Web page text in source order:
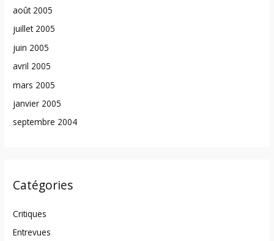
août 2005
juillet 2005
juin 2005
avril 2005
mars 2005
janvier 2005
septembre 2004
Catégories
Critiques
Entrevues